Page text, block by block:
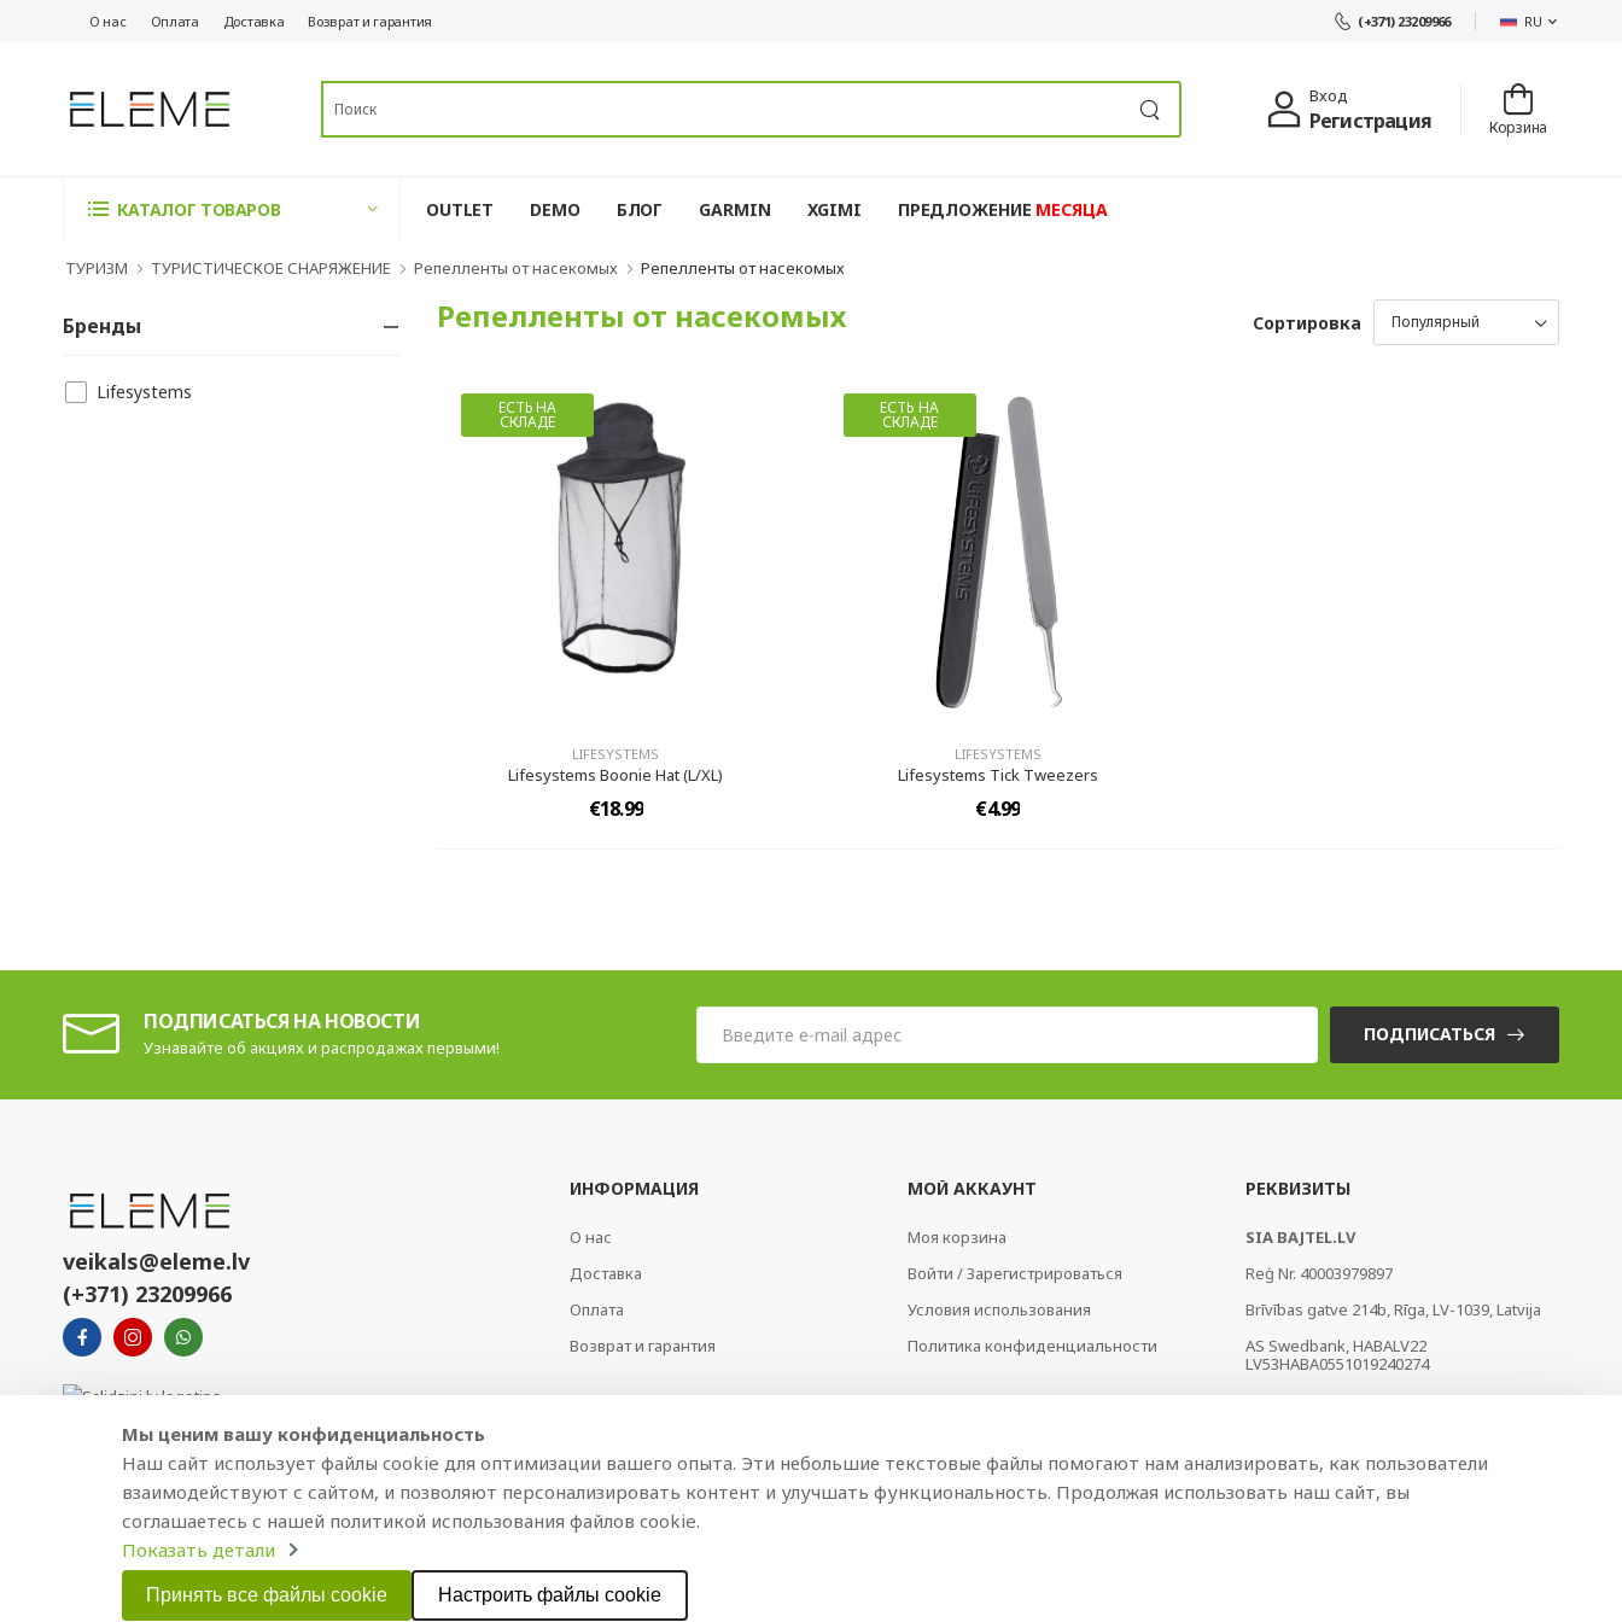
О нас Оплата Доставка Возврат и гарантия (+371) 23209966 RU
Вход
Регистрация Корзина
КАТАЛОГ ТОВАРОВ OUTLET DEMO БЛОГ GARMIN XGIMI ПРЕДЛОЖЕНИЕ MЕСЯЦА
ТУРИЗМ ТУРИСТИЧЕСКОЕ СНАРЯЖЕНИЕ Репелленты от насекомых Репелленты от насекомых
Бренды
Lifesystems
Репелленты от насекомых Сортировка
ЕСТЬ НА
СКЛАДЕ
LIFESYSTEMS
Lifesystems Boonie Hat (L/XL)
€18.99
ЕСТЬ НА
СКЛАДЕ
LIFESYSTEMS
Lifesystems Tick Tweezers
€4.99
ПОДПИСАТЬСЯ НА НОВОСТИ
Узнавайте об акциях и распродажах первыми!
ПОДПИСАТЬСЯ
veikals@eleme.lv
(+371) 23209966
ИНФОРМАЦИЯ
О нас
Доставка
Оплата
Возврат и гарантия
МОЙ АККАУНТ
Моя корзина
Войти / Зарегистрироваться
Условия использования
Политика конфиденциальности
РЕКВИЗИТЫ
SIA BAJTEL.LV
Reģ Nr. 40003979897
Brīvības gatve 214b, Rīga, LV-1039, Latvija
AS Swedbank, HABALV22
LV53HABA0551019240274
Copyright © 2021 BAJTEL.LV SIA. Все права защищены.
Мы ценим вашу конфиденциальность
Наш сайт использует файлы cookie для оптимизации вашего опыта. Эти небольшие текстовые файлы помогают нам анализировать, как пользователи
взаимодействуют с сайтом, и позволяют персонализировать контент и улучшать функциональность. Продолжая использовать наш сайт, вы
соглашаетесь с нашей политикой использования файлов cookie.
Показать детали
Принять все файлы cookie Настроить файлы cookie